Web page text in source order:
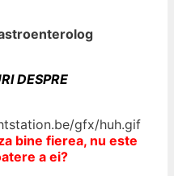
DESPRE
bine fierea, nu este
a ei?